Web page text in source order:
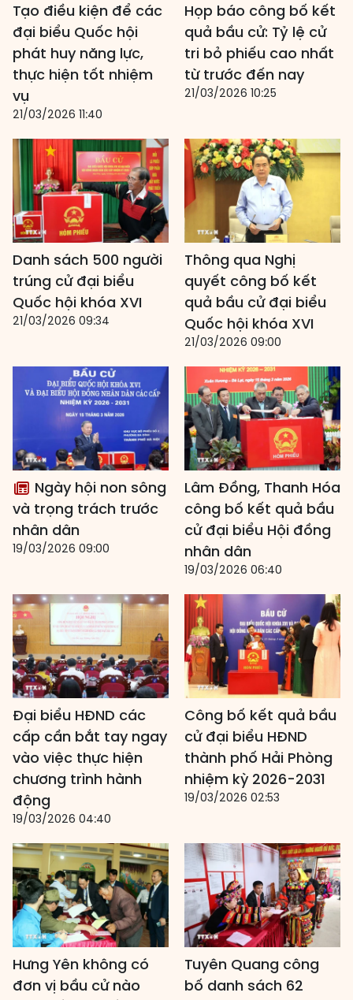
Tạo điều kiện để các
đại biểu Quốc hội
phát huy năng lực,
thực hiện tốt nhiệm
vụ
21/03/2026 11:40
Họp báo công bố kết
quả bầu cử: Tỷ lệ cử
tri bỏ phiếu cao nhất
từ trước đến nay
21/03/2026 10:25
Danh sách 500 người
trúng cử đại biểu
Quốc hội khóa XVI
21/03/2026 09:34
Thông qua Nghị
quyết công bố kết
quả bầu cử đại biểu
Quốc hội khóa XVI
21/03/2026 09:00
Ngày hội non sông
và trọng trách trước
nhân dân
19/03/2026 09:00
Lâm Đồng, Thanh Hóa
công bố kết quả bầu
cử đại biểu Hội đồng
nhân dân
19/03/2026 06:40
Đại biểu HĐND các
cấp cần bắt tay ngay
vào việc thực hiện
chương trình hành
động
19/03/2026 04:40
Công bố kết quả bầu
cử đại biểu HĐND
thành phố Hải Phòng
nhiệm kỳ 2026-2031
19/03/2026 02:53
Hưng Yên không có
đơn vị bầu cử nào
Tuyên Quang công
bố danh sách 62